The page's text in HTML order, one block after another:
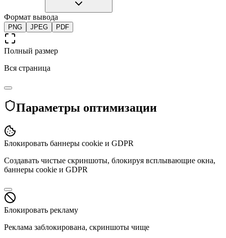
Формат вывода
PNG JPEG PDF
Полный размер
Вся страница
Параметры оптимизации
Блокировать баннеры cookie и GDPR
Создавать чистые скриншоты, блокируя всплывающие окна,
баннеры cookie и GDPR
Блокировать рекламу
Реклама заблокирована, скриншоты чище